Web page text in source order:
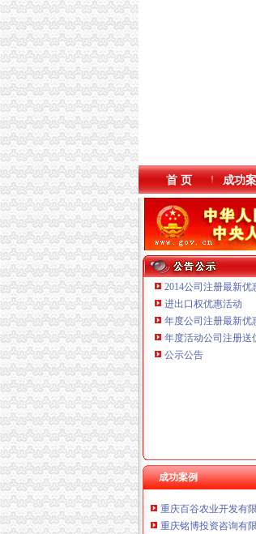
本站导航
首 页 成功
2014公司注册最新优
进出口权优惠活动
年度公司注册最新优
年度活动公司注册送
公示公告
成功案例
重庆铭博投资咨询有
重庆戴盛贷款咨询有限
重庆伟尚科技发展有
重庆凯誉网络通信技
上海兆妩贸易有限公
杭州思锐贸易有限公
重庆百谷农业开发有
重庆铭博投资咨询有
重庆戴盛贷款咨询有